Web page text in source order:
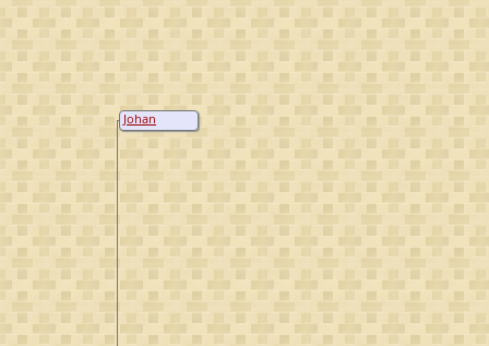
Johan
Andreas van
Westreenen